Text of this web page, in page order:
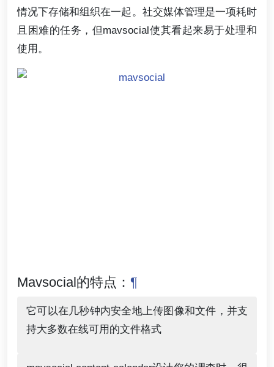
情况下存储和组织在一起。社交媒体管理是一项耗时
且困难的任务，但mavsocial使其看起来易于处理和
使用。
Mavsocial的特点： ¶
它可以在几秒钟内安全地上传图像和文件，并支
持大多数在线可用的文件格式